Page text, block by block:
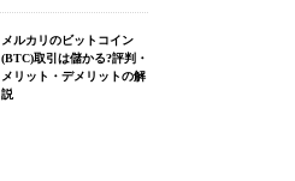
メルカリのビットコイン
(BTC)取引は儲かる?評判・
メリット・デメリットの解
説